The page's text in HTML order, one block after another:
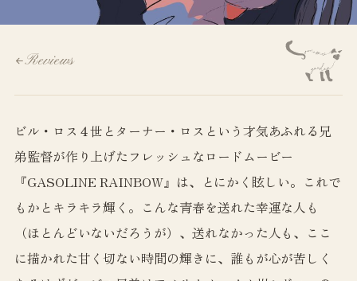
Reviews
ビル・ロス４世とターナー・ロスという才気あふれる兄
弟監督が作り上げたフレッシュなロードムービー
『GASOLINE RAINBOW』は、とにかく眩しい。これで
もかとキラキラ輝く。こんな青春を送れた幸運な人も
（ほとんどいないだろうが）、送れなかった人も、ここ
に描かれた甘く切ない時間の輝きに、誰もが心が苦しく